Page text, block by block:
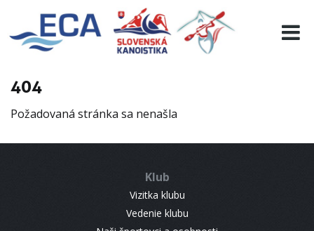
404
Požadovaná stránka sa nenašla
Klub
Vizitka klubu
Vedenie klubu
EURO 19
INFO
RESULTS
CONTACT